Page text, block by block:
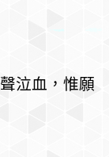
泣血，惟願